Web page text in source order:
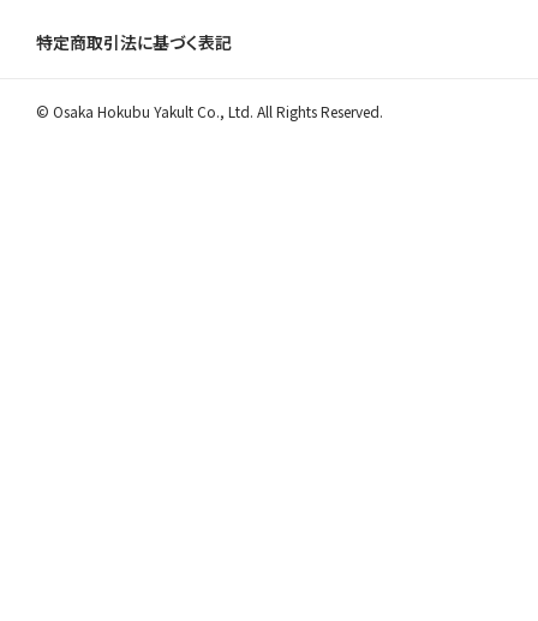
特定商取引法に基づく表記
© Osaka Hokubu Yakult Co., Ltd. All Rights Reserved.